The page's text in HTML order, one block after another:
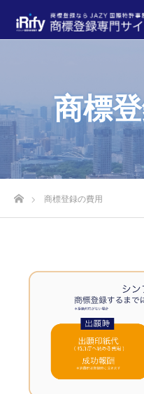
商標
商標登録の費用